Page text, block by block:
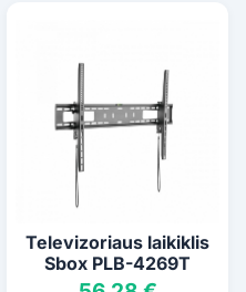
Televizoriaus laikiklis
Sbox PLB-4269T